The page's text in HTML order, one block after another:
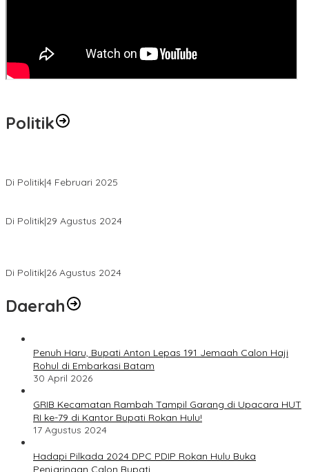
Politik
Di Politik|4 Februari 2025
Di Politik|29 Agustus 2024
Di Politik|26 Agustus 2024
Daerah
Penuh Haru, Bupati Anton Lepas 191 Jemaah Calon Haji
Rohul di Embarkasi Batam
30 April 2026
GRIB Kecamatan Rambah Tampil Garang di Upacara HUT
RI ke-79 di Kantor Bupati Rokan Hulu!
17 Agustus 2024
Hadapi Pilkada 2024 DPC PDIP Rokan Hulu Buka
Penjaringan Calon Bupati